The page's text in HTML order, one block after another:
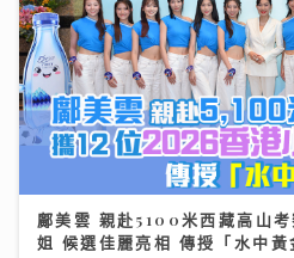
鄺美雲 親赴5100米西藏高山
姐 候選佳麗亮相 傳授「水中黃